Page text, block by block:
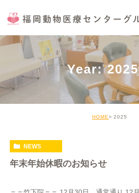
Year:
HOME 2025
NEWS
年末年始休暇のお知らせ